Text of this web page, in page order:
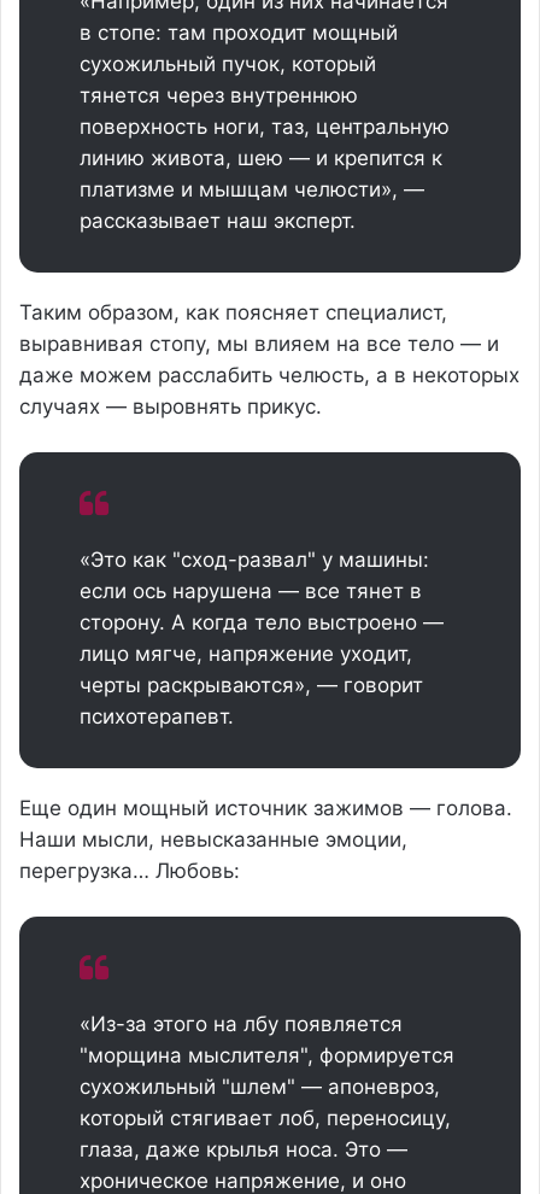
в стопе: там проходит мощный
сухожильный пучок, который
тянется через внутреннюю
поверхность ноги, таз, центральную
линию живота, шею — и крепится к
платизме и мышцам челюсти», —
рассказывает наш эксперт.
Таким образом, как поясняет специалист,
выравнивая стопу, мы влияем на все тело — и
даже можем расслабить челюсть, а в некоторых
случаях — выровнять прикус.
«Это как "сход-развал" у машины:
если ось нарушена — все тянет в
сторону. А когда тело выстроено —
лицо мягче, напряжение уходит,
черты раскрываются», — говорит
психотерапевт.
Еще один мощный источник зажимов — голова.
Наши мысли, невысказанные эмоции,
перегрузка… Любовь:
«Из-за этого на лбу появляется
"морщина мыслителя", формируется
сухожильный "шлем" — апоневроз,
который стягивает лоб, переносицу,
глаза, даже крылья носа. Это —
хроническое напряжение, и оно